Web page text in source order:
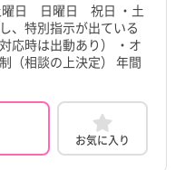
曜日 日曜日 祝日 ・土
、特別指示が出ている
応時は出動あり） ・オ
（相談の上決定） 年間
お気に入り